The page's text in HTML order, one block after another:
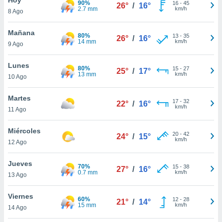
y
en
más
de
8 Ago
90%
2.7 mm
26° / 16° 16- 45
km/h
Mañana
9 Ago
80%
14 mm
26° / 16° 13- 35
km/h
Lunes
10 Ago
80%
13 mm
25° / 17° 15- 27
km/h
Martes
11 Ago
22° / 16° 17- 32
km/h
Miércoles
12 Ago
24° / 15° 20- 42
km/h
Jueves
13 Ago
70%
0.7 mm
27° / 16° 15- 38
km/h
Viernes
14 Ago
60%
15 mm
21° / 14° 12- 28
km/h